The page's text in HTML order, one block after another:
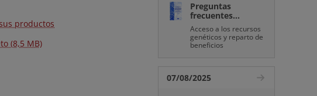
productos
(8,5 MB)
Preguntas
frecuentes...
Acceso a los recursos
genéticos y reparto de
beneficios
07/08/2025